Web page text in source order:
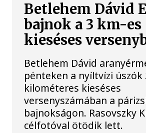
Betlehem Dávid
bajnok a 3 km-es
kieséses
Betlehem Dávid
pénteken a nyíltvízi úszók
kilométeres kieséses
versenyszámában a
bajnokságon. Rasovszky
célfotóval ötödik lett.